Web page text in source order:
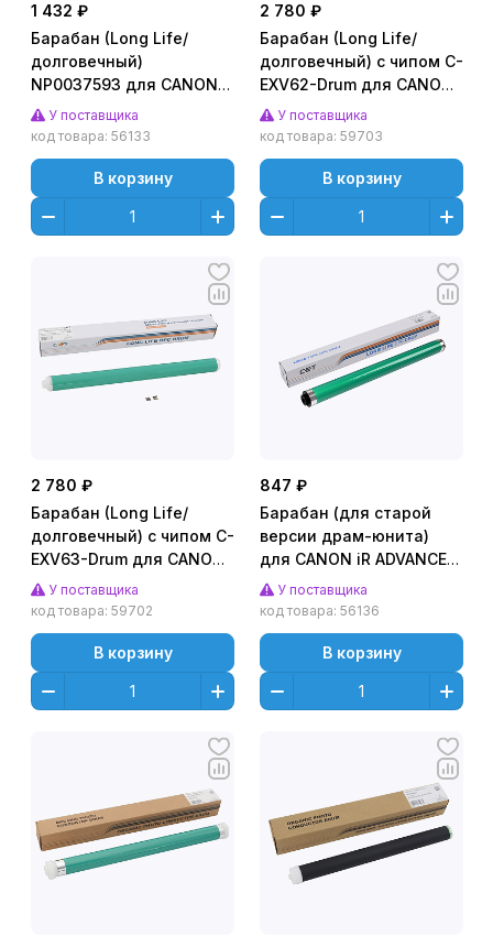
1 432 ₽
Барабан (Long Life/
долговечный)
NP0037593 для CANON
iR2230/iR2270/iR2830/iR2870/iR3025(
CET), (унив.), CET101072
У поставщика
код товара: 56133
В корзину
2 780 ₽
Барабан (Long Life/
долговечный) с чипом C-
EXV62-Drum для CANON
iR ADVANCE DX
4825/4835/4845/4925/4935/
CET101109
У поставщика
код товара: 59703
В корзину
2 780 ₽
Барабан (Long Life/
долговечный) с чипом C-
EXV63-Drum для CANON
iR
2725/2730/2745/2925/2935/2945
CET101110
У поставщика
код товара: 59702
В корзину
847 ₽
Барабан (для старой
версии драм-юнита)
для CANON iR ADVANCE
C5030 (CET) Черный
(Black), CET8332N
У поставщика
код товара: 56136
В корзину